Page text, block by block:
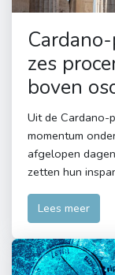
zes
boven
Uit de Cardano-
momentum
afgelopen
zetten hun
Lees meer